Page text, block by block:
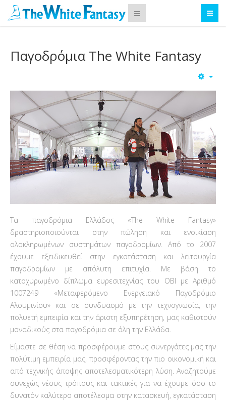
Παγοδρόμια The White Fantasy
Τα παγοδρόμια Ελλάδος «The White Fantasy»
δραστηριοποιούνται στην πώληση και ενοικίαση
ολοκληρωμένων συστημάτων παγοδρομίων. Από το 2007
έχουμε εξειδικευθεί στην εγκατάσταση και λειτουργία
παγοδρομίων με απόλυτη επιτυχία. Με βάση το
κατοχυρωμένο δίπλωμα ευρεσιτεχνίας του ΟΒΙ με Αριθμό
1007249 «Μεταφερόμενο Ενεργειακό Παγοδρόμιο
Αλουμινίου» και σε συνδυασμό με την τεχνογνωσία, την
πολυετή εμπειρία και την άριστη εξυπηρέτηση, μας καθιστούν
μοναδικούς στα παγοδρόμια σε όλη την Ελλάδα.
Είμαστε σε θέση να προσφέρουμε στους συνεργάτες μας την
πολύτιμη εμπειρία μας, προσφέροντας την πιο οικονομική και
από τεχνικής άποψης αποτελεσματικότερη λύση. Αναζητούμε
συνεχώς νέους τρόπους και τακτικές για να έχουμε όσο το
δυνατόν καλύτερο αποτέλεσμα στην κατασκευή, εγκατάσταση